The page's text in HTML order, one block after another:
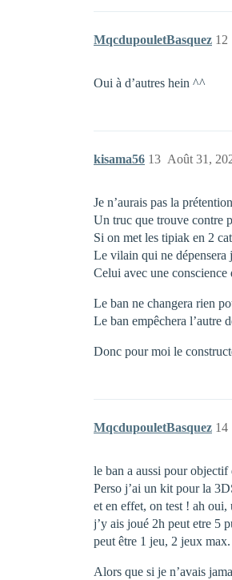
MqcdupouletBasquez 12
Oui à d’autres hein ^^
kisama56 Août 31,
13
Je n’aurais pas la
Un truc que trouve contre
Si on met les tipiak en 2
Le vilain qui ne dépensera
Celui avec une conscience
Le ban ne changera rien
Le ban empêchera l’autre
Donc pour moi le
MqcdupouletBasquez 14
le ban a aussi pour objectif
Perso j’ai un kit pour la
et en effet, on test ! ah oui,
j’y ais joué 2h peut etre 5
peut être 1 jeu, 2 jeux max.
Alors que si je n’avais